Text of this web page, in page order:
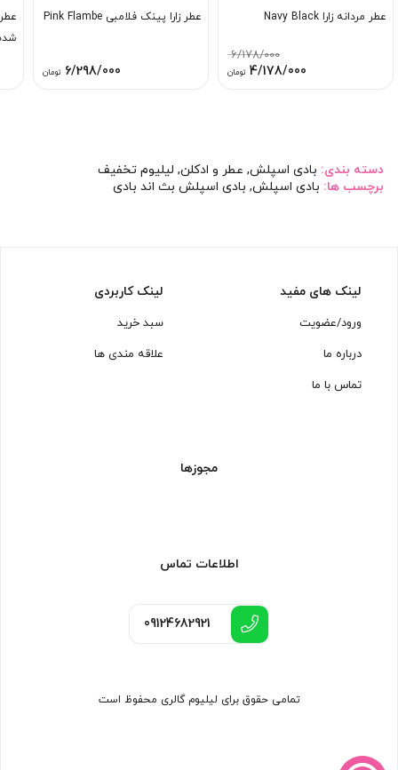
عطر مردانه زارا Navy Black
6/178/000
قیمت
4/178/000 تومانقیمت
عطر زارا پینک فلامبی Pink Flambe
6/298/000 تومان
دسته بندی: بادی اسپلش, عطر و ادکلن, لیلیوم تخفیف
برچسب ها: بادی اسپلش, بادی اسپلش بث اند بادی
لینک های مفید
ورود/عضویت
درباره ما
تماس با ما
لینک کاربردی
سبد خرید
علاقه مندی ها
مجوزها
اطلاعات تماس
09124682921
تمامی حقوق برای لیلیوم گالری محفوظ است